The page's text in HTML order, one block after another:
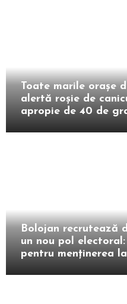
Toate marile orașe
alertă roșie de
apropie de 40 de
Bolojan recrutează
un nou pol
pentru menținerea